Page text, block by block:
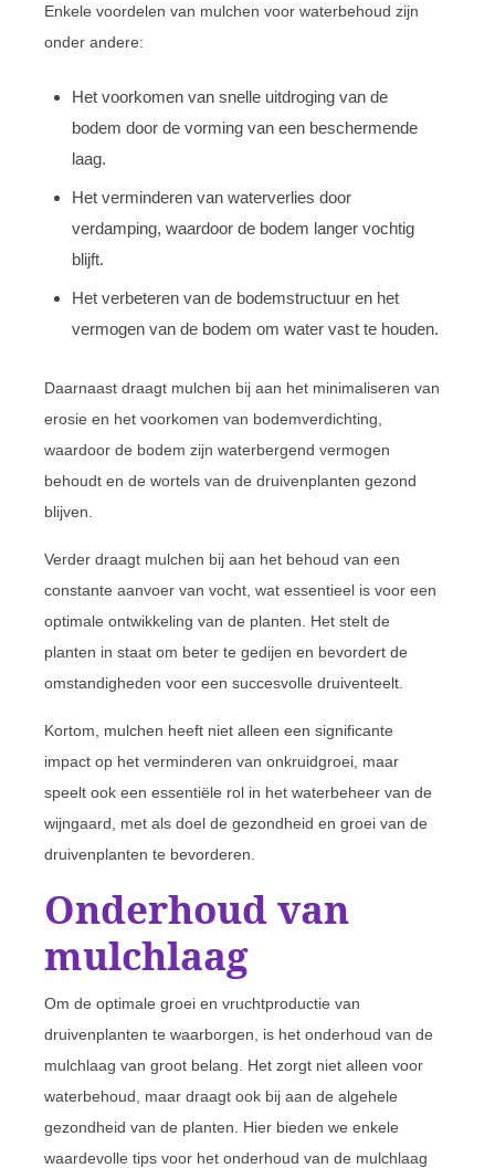
Enkele voordelen van mulchen voor waterbehoud zijn
onder andere:
Het voorkomen van snelle uitdroging van de
bodem door de vorming van een beschermende
laag.
Het verminderen van waterverlies door
verdamping, waardoor de bodem langer vochtig
blijft.
Het verbeteren van de bodemstructuur en het
vermogen van de bodem om water vast te houden.
Daarnaast draagt mulchen bij aan het minimaliseren van
erosie en het voorkomen van bodemverdichting,
waardoor de bodem zijn waterbergend vermogen
behoudt en de wortels van de druivenplanten gezond
blijven.
Verder draagt mulchen bij aan het behoud van een
constante aanvoer van vocht, wat essentieel is voor een
optimale ontwikkeling van de planten. Het stelt de
planten in staat om beter te gedijen en bevordert de
omstandigheden voor een succesvolle druiventeelt.
Kortom, mulchen heeft niet alleen een significante
impact op het verminderen van onkruidgroei, maar
speelt ook een essentiële rol in het waterbeheer van de
wijngaard, met als doel de gezondheid en groei van de
druivenplanten te bevorderen.
Onderhoud van
mulchlaag
Om de optimale groei en vruchtproductie van
druivenplanten te waarborgen, is het onderhoud van de
mulchlaag van groot belang. Het zorgt niet alleen voor
waterbehoud, maar draagt ook bij aan de algehele
gezondheid van de planten. Hier bieden we enkele
waardevolle tips voor het onderhoud van de mulchlaag